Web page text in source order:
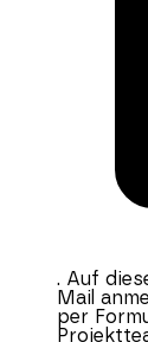
. Auf
Mail
per